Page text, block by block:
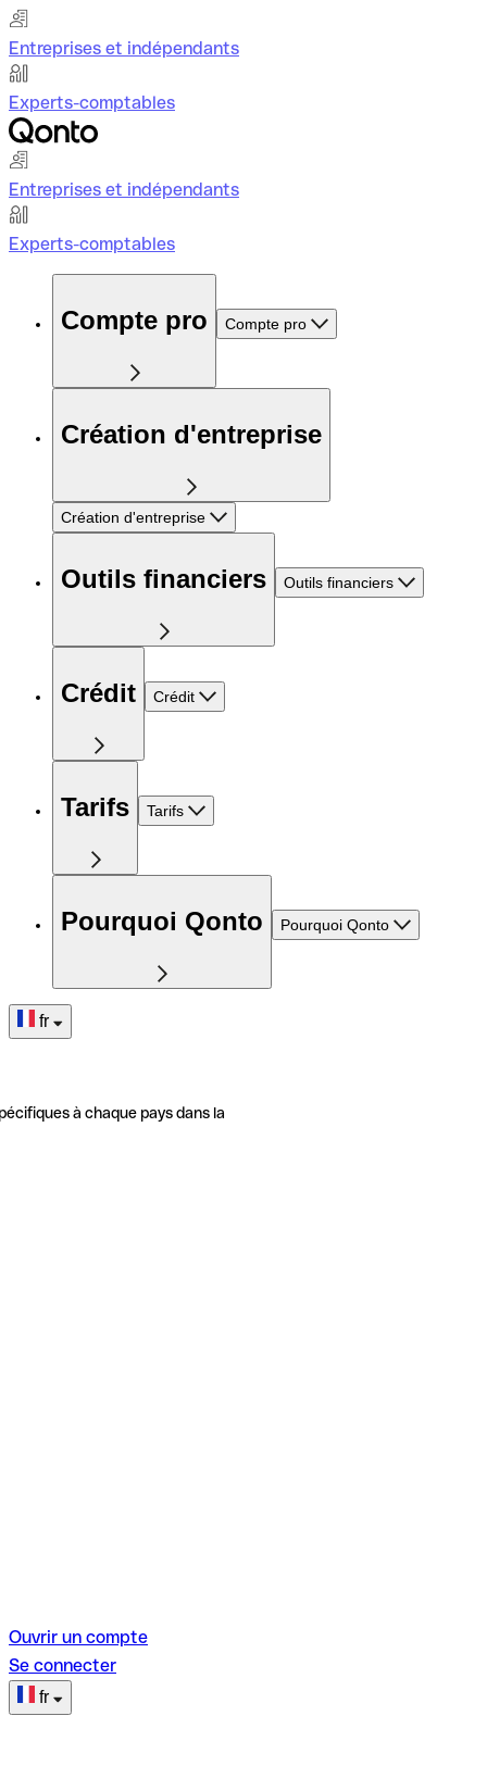
Entreprises et indépendants
Experts-comptables
Entreprises et indépendants
Experts-comptables
Compte pro Compte pro
Création d'entreprise
Création d'entreprise
Outils financiers Outils financiers
Crédit Crédit
Tarifs Tarifs
Pourquoi Qonto Pourquoi Qonto
fr
à chaque pays dans la
Ouvrir un compte
Se connecter
fr